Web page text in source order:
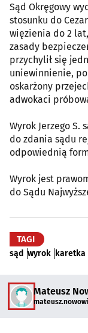
Sąd Okręgowy
stosunku do
więzienia do 2
zasady
przychylił się
uniewinnienie,
oskarżony
adwokaci
Wyrok Jerzego S.
do zdania sądu
odpowiednią
Wyrok jest
do Sądu
TAGI
sąd wyrok karetka
Mateusz